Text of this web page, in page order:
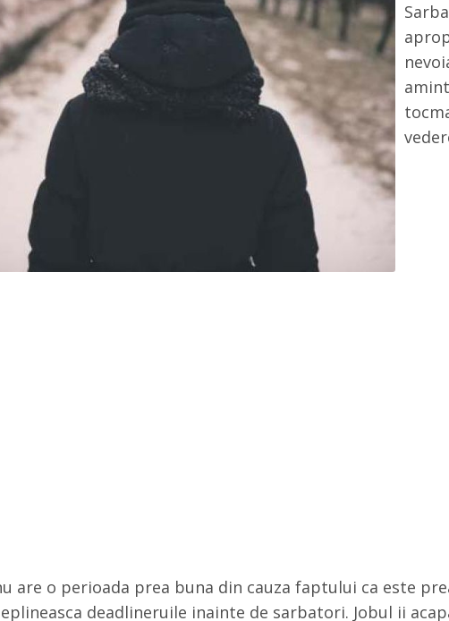
are o perioada prea buna din cauza faptului ca este
deadlineruile inainte de sarbatori. Jobul ii